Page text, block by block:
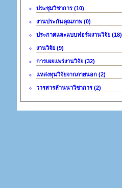
ประชุมวิชาการ (10)
งานประกันคุณภาพ (0)
ประกาศและแบบฟอร์มงานวิจัย (18)
งานวิจัย (9)
การเผยแพร่งานวิจัย (32)
แหล่งทุนวิจัยจากภายนอก (2)
วารสารล้านนาวิชาการ (2)